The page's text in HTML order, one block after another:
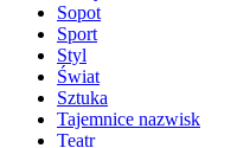
Sopot
Sport
Styl
Świat
Sztuka
Tajemnice nazwisk
Teatr